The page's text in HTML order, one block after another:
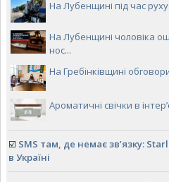
На Лубенщині під час
На Лубенщині чоловіка
нос...
На Гребінківщині
Ароматичні свічки в
☑️ SMS там, де немає зв’язку:
в Україні